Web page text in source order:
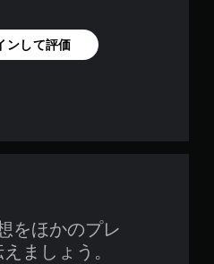
ンして評価
をほかのプレ
ましょう。